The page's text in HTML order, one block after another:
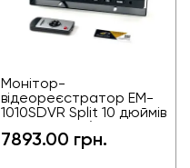
Монітор-
відеореєстратор EM-
1010SDVR Split 10 дюймів
на 2 камери (2-
канальний) для фур,
7893.00 грн.